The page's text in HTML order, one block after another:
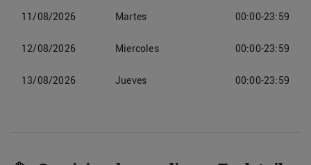
11/08/2026 Martes 00:00-23:59
12/08/2026 Miercoles 00:00-23:59
13/08/2026 Jueves 00:00-23:59